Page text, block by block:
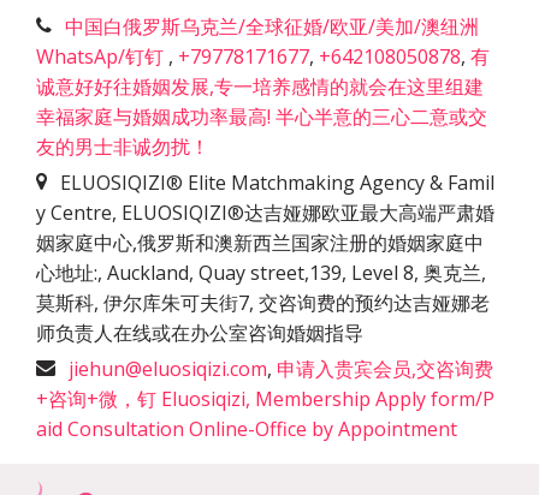
中国白俄罗斯乌克兰/全球征婚/欧亚/美加/澳纽洲
WhatsAp/钉钉 , +79778171677, +642108050878, 有
诚意好好往婚姻发展,专一培养感情的就会在这里组建
幸福家庭与婚姻成功率最高! 半心半意的三心二意或交
友的男士非诚勿扰！
ELUOSIQIZI® Elite Matchmaking Agency & Famil
y Centre, ELUOSIQIZI®达吉娅娜欧亚最大高端严肃婚
姻家庭中心,俄罗斯和澳新西兰国家注册的婚姻家庭中
心地址:, Auckland, Quay street,139, Level 8, 奥克兰,
莫斯科, 伊尔库朱可夫街7, 交咨询费的预约达吉娅娜老
师负责人在线或在办公室咨询婚姻指导
jiehun@eluosiqizi.com, 申请入贵宾会员,交咨询费
+咨询+微，钉 Eluosiqizi, Membership Apply form/P
aid Consultation Online-Office by Appointment